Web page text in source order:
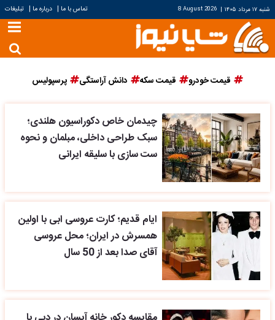
شنبه ۱۷ مرداد ۱۴۰۵ |
8 August 2026 تماس با ما | درباره ما | تبلیغات
قیمت خودرو قیمت سکه دانش آراستگی پرسپولیس
چیدمان خاص دکوراسیون هلندی؛
سبک طراحی داخلی، مبلمان و نحوه
ست سازی با سلیقه ایرانی
ایام قدیم؛ کارت عروسی ابی با اولین
همسرش در ایران؛ محل عروسی
آقای صدا بعد از 50 سال